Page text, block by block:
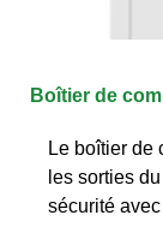
Boîtier de
Le boîtier de
les sorties
sécurité